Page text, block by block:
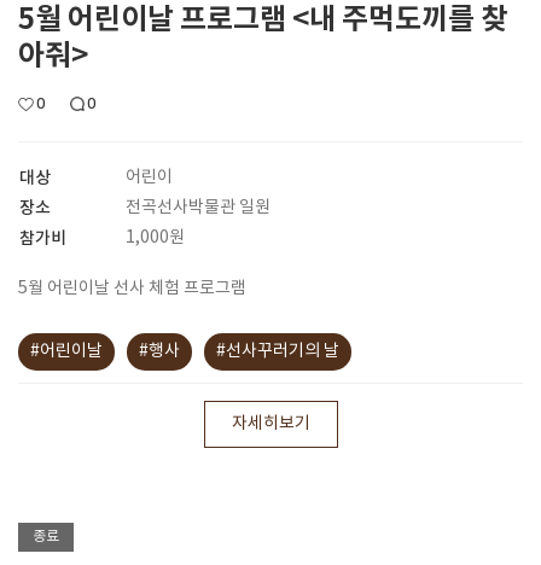
5월 어린이날 프로그램 <내 주먹도끼를 찾
아줘>
0 0
대상 어린이
장소 전곡선사박물관 일원
참가비 1,000원
5월 어린이날 선사 체험 프로그램
#어린이날 #행사 #선사꾸러기의 날
자세히보기
종료